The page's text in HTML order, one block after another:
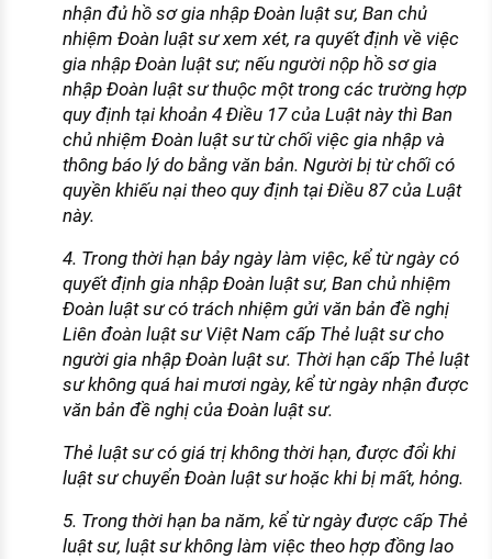
nhận đủ hồ sơ gia nhập Đoàn luật sư, Ban chủ
nhiệm Đoàn luật sư xem xét, ra quyết định về việc
gia nhập Đoàn luật sư; nếu người nộp hồ sơ gia
nhập Đoàn luật sư thuộc một trong các trường hợp
quy định tại khoản 4 Điều 17 của Luật này thì Ban
chủ nhiệm Đoàn luật sư từ chối việc gia nhập và
thông báo lý do bằng văn bản. Người bị từ chối có
quyền khiếu nại theo quy định tại Điều 87 của Luật
này.
4. Trong thời hạn bảy ngày làm việc, kể từ ngày có
quyết định gia nhập Đoàn luật sư, Ban chủ nhiệm
Đoàn luật sư có trách nhiệm gửi văn bản đề nghị
Liên đoàn luật sư Việt Nam cấp Thẻ luật sư cho
người gia nhập Đoàn luật sư. Thời hạn cấp Thẻ luật
sư không quá hai mươi ngày, kể từ ngày nhận được
văn bản đề nghị của Đoàn luật sư.
Thẻ luật sư có giá trị không thời hạn, được đổi khi
luật sư chuyển Đoàn luật sư hoặc khi bị mất, hỏng.
5. Trong thời hạn ba năm, kể từ ngày được cấp Thẻ
luật sư, luật sư không làm việc theo hợp đồng lao